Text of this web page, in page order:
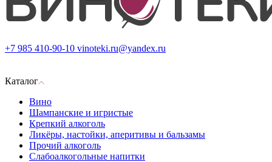
+7 985 410-90-10 vinoteki.ru@yandex.ru
Каталог
Вино
Шампанские и игристые
Крепкий алкоголь
Ликёры, настойки, аперитивы и бальзамы
Прочий алкоголь
Слабоалкогольные напитки